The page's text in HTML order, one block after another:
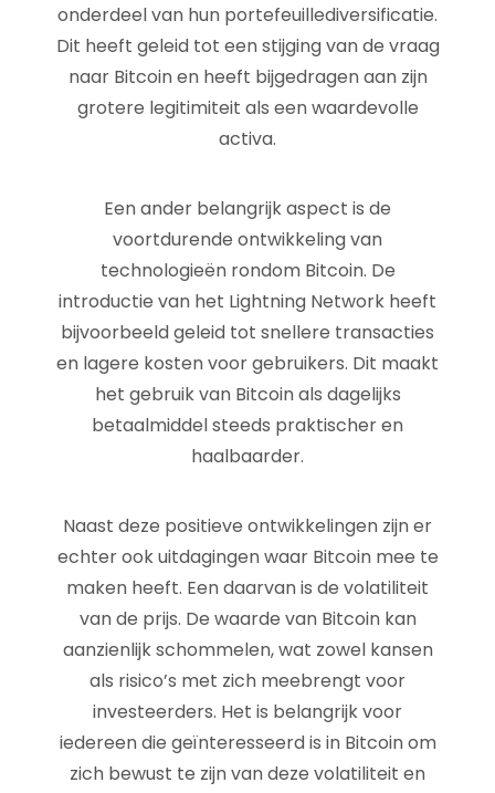
onderdeel van hun portefeuillediversificatie.
Dit heeft geleid tot een stijging van de vraag
naar Bitcoin en heeft bijgedragen aan zijn
grotere legitimiteit als een waardevolle
activa.
Een ander belangrijk aspect is de
voortdurende ontwikkeling van
technologieën rondom Bitcoin. De
introductie van het Lightning Network heeft
bijvoorbeeld geleid tot snellere transacties
en lagere kosten voor gebruikers. Dit maakt
het gebruik van Bitcoin als dagelijks
betaalmiddel steeds praktischer en
haalbaarder.
Naast deze positieve ontwikkelingen zijn er
echter ook uitdagingen waar Bitcoin mee te
maken heeft. Een daarvan is de volatiliteit
van de prijs. De waarde van Bitcoin kan
aanzienlijk schommelen, wat zowel kansen
als risico’s met zich meebrengt voor
investeerders. Het is belangrijk voor
iedereen die geïnteresseerd is in Bitcoin om
zich bewust te zijn van deze volatiliteit en